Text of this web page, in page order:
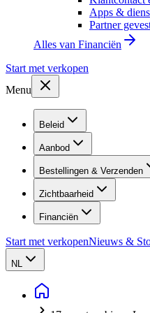
Apps &
Partner
Alles van Financiën
Start met verkopen
Menu
Beleid
Aanbod
Bestellingen & Verzenden
Zichtbaarheid
Financiën
Start met verkopenNieuws &
NL